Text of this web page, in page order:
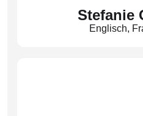
Stefanie
Englisch,